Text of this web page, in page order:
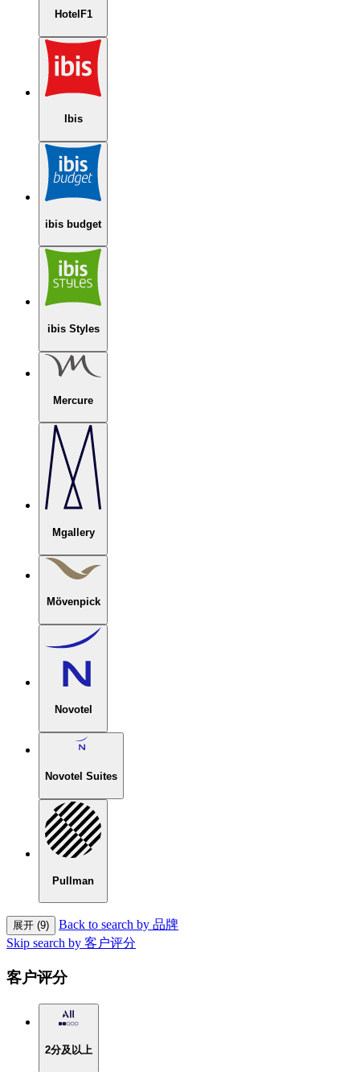
HotelF1
Ibis
ibis budget
ibis Styles
Mercure
Mgallery
Mövenpick
Novotel
Novotel Suites
Pullman
展开 (9)
Back to search by 品牌
Skip search by 客户评分
客户评分
2分及以上